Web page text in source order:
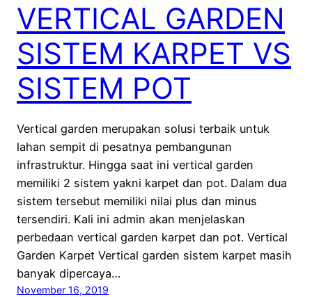
VERTICAL GARDEN
SISTEM KARPET VS
SISTEM POT
Vertical garden merupakan solusi terbaik untuk
lahan sempit di pesatnya pembangunan
infrastruktur. Hingga saat ini vertical garden
memiliki 2 sistem yakni karpet dan pot. Dalam dua
sistem tersebut memiliki nilai plus dan minus
tersendiri. Kali ini admin akan menjelaskan
perbedaan vertical garden karpet dan pot. Vertical
Garden Karpet Vertical garden sistem karpet masih
banyak dipercaya…
November 16, 2019